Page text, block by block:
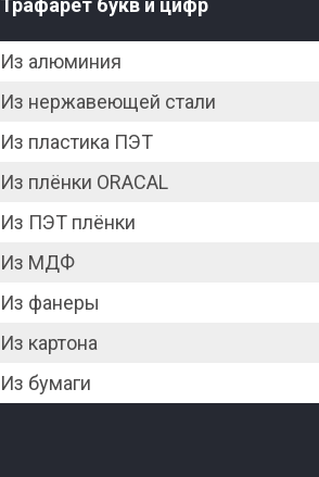
Трафарет букв и цифр
Из алюминия
Из нержавеющей стали
Из пластика ПЭТ
Из плёнки ORACAL
Из ПЭТ плёнки
Из МДФ
Из фанеры
Из картона
Из бумаги